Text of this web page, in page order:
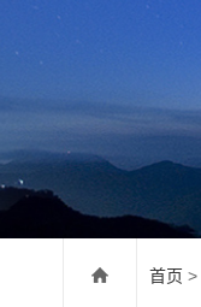
首页 >